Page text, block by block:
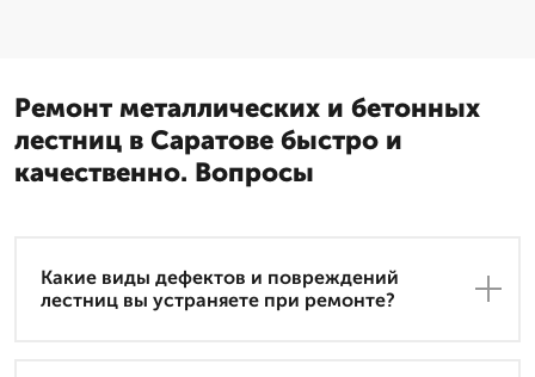
Ремонт металлических и бетонных
лестниц в Саратове быстро и
качественно. Вопросы
Какие виды дефектов и повреждений
лестниц вы устраняете при ремонте?